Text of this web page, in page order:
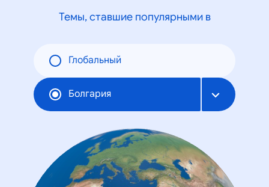
Темы, ставшие популярными в
Глобальный
Болгария